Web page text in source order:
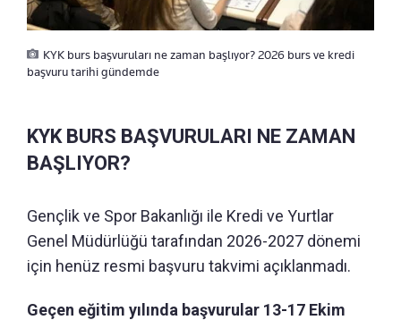
KYK burs başvuruları ne zaman başlıyor? 2026 burs ve kredi
başvuru tarihi gündemde
KYK BURS BAŞVURULARI NE ZAMAN
BAŞLIYOR?
Gençlik ve Spor Bakanlığı ile Kredi ve Yurtlar
Genel Müdürlüğü tarafından 2026-2027 dönemi
için henüz resmi başvuru takvimi açıklanmadı.
Geçen eğitim yılında başvurular 13-17 Ekim